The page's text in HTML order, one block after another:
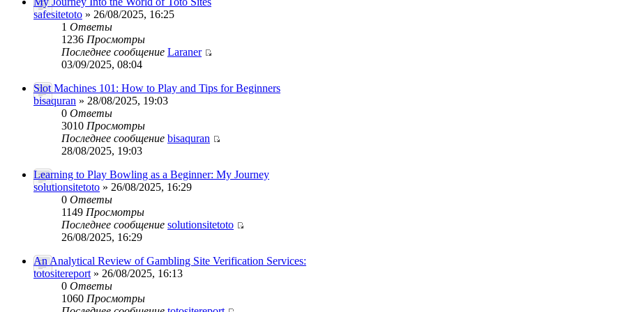
safesitetoto » 26/08/2025, 16:25
1 Ответы
1236 Просмотры
Последнее сообщение Laraner
03/09/2025, 08:04
Slot Machines 101: How to Play and Tips for Beginners
bisaquran » 28/08/2025, 19:03
0 Ответы
3010 Просмотры
Последнее сообщение bisaquran
28/08/2025, 19:03
Learning to Play Bowling as a Beginner: My Journey
solutionsitetoto » 26/08/2025, 16:29
0 Ответы
1149 Просмотры
Последнее сообщение solutionsitetoto
26/08/2025, 16:29
An Analytical Review of Gambling Site Verification Services:
totositereport » 26/08/2025, 16:13
0 Ответы
1060 Просмотры